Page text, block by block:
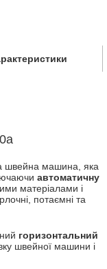
швейна машина, яка
автоматичну
матеріалами і
потаємні та
горизонтальний
швейної машини і